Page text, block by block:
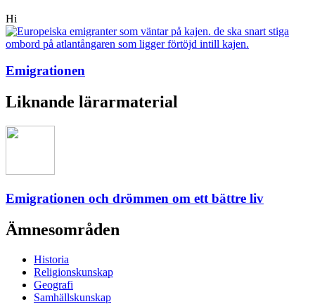
Hi
Emigrationen
Liknande lärarmaterial
Emigrationen och drömmen om ett bättre liv
Ämnesområden
Historia
Religionskunskap
Geografi
Samhällskunskap